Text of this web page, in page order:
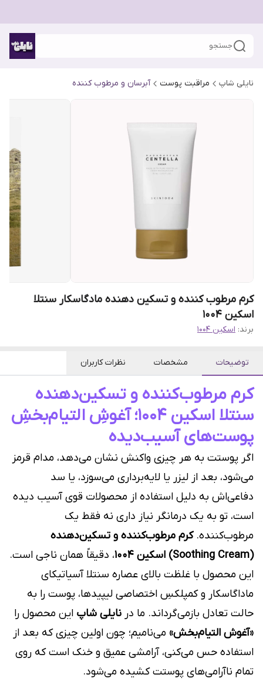
جستجو
نایلی شاپ مراقبت پوست آبرسان و مرطوب کننده
کرم مرطوب کننده و تسکین دهنده مادگاسکار سنتلا
اسکین ۱۰۰۴
برند: اسکین 1004
توضیحات مشخصات نظرات کاربران
کرم مرطوب‌کننده و تسکین‌دهنده
سنتلا اسکین ۱۰۰۴؛ آغوشِ التیام‌بخشِ
پوست‌های آسیب‌دیده
اگر پوستت به هر چیزی واکنش نشان می‌دهد، مدام قرمز
می‌شود، بعد از لیزر یا لایه‌برداری می‌سوزد، یا سد
دفاعی‌اش به دلیل استفاده از محصولات قوی آسیب دیده
است، تو به یک درمانگر نیاز داری نه فقط یک
مرطوب‌کننده.کرم مرطوب‌کننده و تسکین‌دهنده
(Soothing Cream) اسکین ۱۰۰۴
، دقیقاً همان ناجی است.
این محصول با غلظت بالای عصاره سنتلا آسیاتیکای
ماداگاسکار و کمپلکسِ اختصاصی لیپیدها، پوست را به
حالت تعادل بازمی‌گرداند. ما در نایلی شاپ این محصول را
«آغوش التیام‌بخش» می‌نامیم؛ چون اولین چیزی که بعد از
استفاده حس می‌کنی، آرامشی عمیق و خنک است که روی
تمام ناآرامی‌های پوستت کشیده می‌شود.